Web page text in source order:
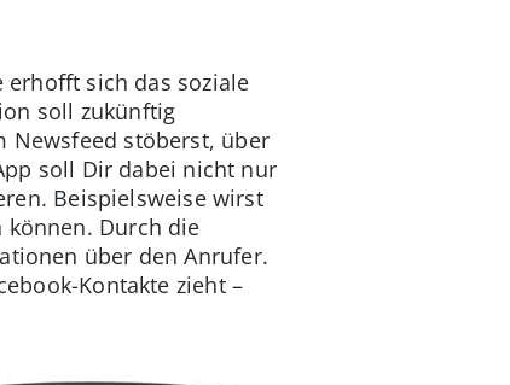
erhofft sich das soziale
soll zukünftig
Newsfeed stöberst, über
soll Dir dabei nicht nur
Beispielsweise wirst
können. Durch die
über den Anrufer.
Kontakte zieht –